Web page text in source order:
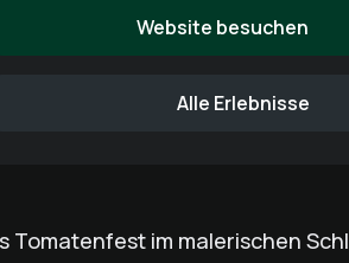
Website besuchen
Alle Erlebnisse
Tomatenfest im malerischen